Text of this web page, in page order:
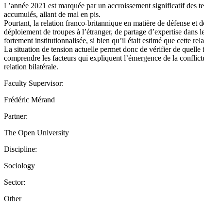
L’année 2021 est marquée par un accroissement significatif
accumulés, allant de mal en pis.
Pourtant, la relation franco-britannique en matière de défense et
déploiement de troupes à l’étranger, de partage d’expertise
fortement institutionnalisée, si bien qu’il était estimé que cette
La situation de tension actuelle permet donc de vérifier de
comprendre les facteurs qui expliquent l’émergence de la
relation bilatérale.
Faculty Supervisor:
Frédéric Mérand
Partner:
The Open University
Discipline:
Sociology
Sector:
Other